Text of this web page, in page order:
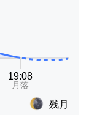
残月